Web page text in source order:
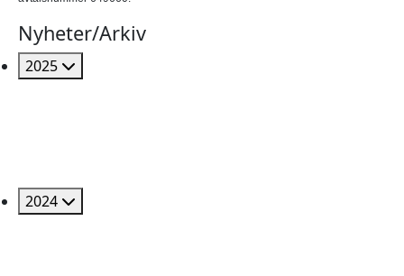
Nyheter/Arkiv
2025
2024